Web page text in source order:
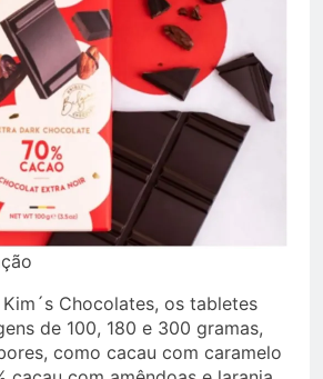
Chocolates, os tabletes
de 100, 180 e 300 gramas,
como cacau com caramelo